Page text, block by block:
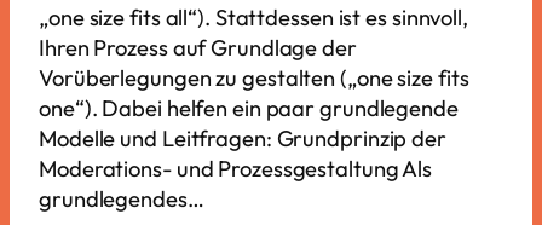
„one size fits all“). Stattdessen ist es sinnvoll,
Ihren Prozess auf Grundlage der
Vorüberlegungen zu gestalten („one size fits
one“). Dabei helfen ein paar grundlegende
Modelle und Leitfragen: Grundprinzip der
Moderations- und Prozessgestaltung Als
grundlegendes…